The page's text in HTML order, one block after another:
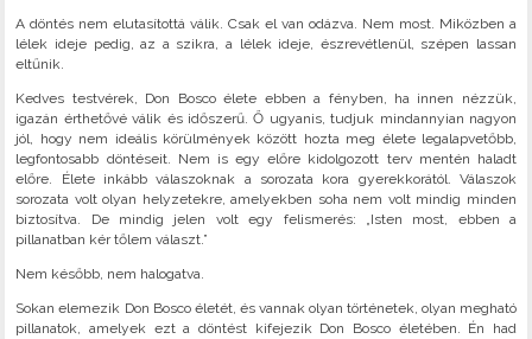
A döntés nem elutasítottá válik. Csak el van odázva. Nem most. Miközben a
lélek ideje pedig, az a szikra, a lélek ideje, észrevétlenül, szépen lassan
eltűnik.
Kedves testvérek, Don Bosco élete ebben a fényben, ha innen nézzük,
igazán érthetővé válik és időszerű. Ő ugyanis, tudjuk mindannyian nagyon
jól, hogy nem ideális körülmények között hozta meg élete legalapvetőbb,
legfontosabb döntéseit. Nem is egy előre kidolgozott terv mentén haladt
előre. Élete inkább válaszoknak a sorozata kora gyerekkorától. Válaszok
sorozata volt olyan helyzetekre, amelyekben soha nem volt mindig minden
biztosítva. De mindig jelen volt egy felismerés: „Isten most, ebben a
pillanatban kér tőlem választ.”
Nem később, nem halogatva.
Sokan elemezik Don Bosco életét, és vannak olyan történetek, olyan megható
pillanatok, amelyek ezt a döntést kifejezik Don Bosco életében. Én had